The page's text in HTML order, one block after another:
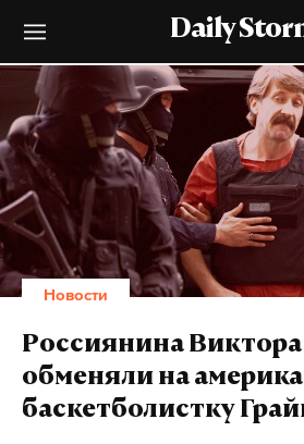
Daily
Новости
Россиянина Виктора
обменяли на
баскетболистку